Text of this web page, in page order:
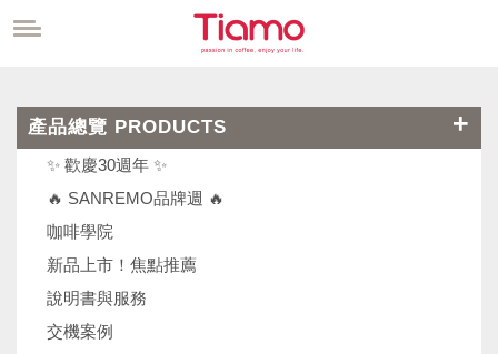
產品總覽 PRODUCTS
✨ 歡慶30週年 ✨
🔥 SANREMO品牌週 🔥
咖啡學院
新品上市！焦點推薦
說明書與服務
交機案例